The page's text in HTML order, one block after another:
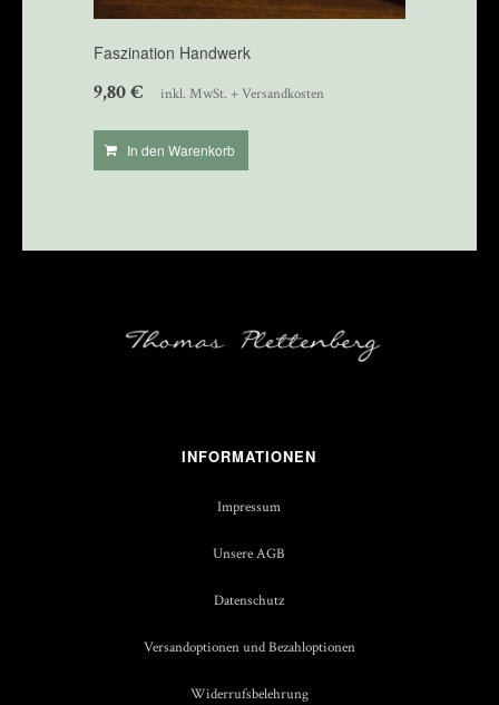
Faszination Handwerk
9,80€ inkl. MwSt. + Versandkosten
In den Warenkorb
INFORMATIONEN
Impressum
Unsere AGB
Datenschutz
Versandoptionen und Bezahloptionen
Widerrufsbelehrung